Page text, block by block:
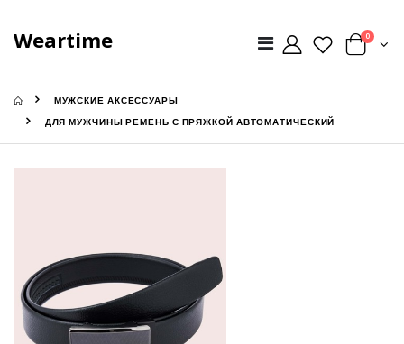
Weartime 0
МУЖСКИЕ АКСЕССУАРЫ
ДЛЯ МУЖЧИНЫ РЕМЕНЬ С ПРЯЖКОЙ АВТОМАТИЧЕСКИЙ